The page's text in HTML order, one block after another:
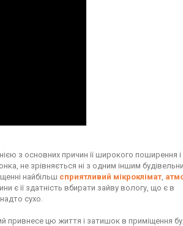
з основних причин її широкого поширення і
не зрівняється ні з одним іншим
найбільш сприятливий мікроклімат,
є її здатність вбирати зайву вологу, що є в
сухо.
привнесе цю життя і затишок в приміщення